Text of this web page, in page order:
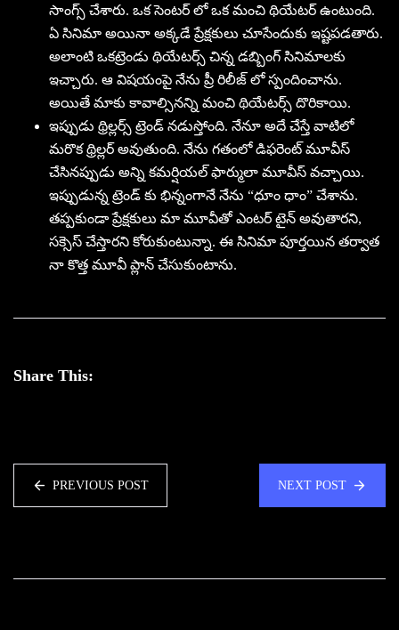
సాంగ్స్ చేశారు. ఒక సెంటర్ లో ఒక మంచి థియేటర్ ఉంటుంది.
ఏ సినిమా అయినా అక్కడే ప్రేక్షకులు చూసేందుకు ఇష్టపడతారు.
అలాంటి ఒకట్రెండు థియేటర్స్ చిన్న డబ్బింగ్ సినిమాలకు
ఇచ్చారు. ఆ విషయంపై నేను ప్రీ రిలీజ్ లో స్పందించాను.
అయితే మాకు కావాల్సినన్ని మంచి థియేటర్స్ దొరికాయి.
ఇప్పుడు థ్రిల్లర్స్ ట్రెండ్ నడుస్తోంది. నేనూ అదే చేస్తే వాటిలో
మరొక థ్రిల్లర్ అవుతుంది. నేను గతంలో డిఫరెంట్ మూవీస్
చేసినప్పుడు అన్ని కమర్షియల్ ఫార్ములా మూవీస్ వచ్చాయి.
ఇప్పుడున్న ట్రెండ్ కు భిన్నంగానే నేను “ధూం ధాం” చేశాను.
తప్పకుండా ప్రేక్షకులు మా మూవీతో ఎంటర్ టైన్ అవుతారని,
సక్సెస్ చేస్తారని కోరుకుంటున్నా. ఈ సినిమా పూర్తయిన తర్వాత
నా కొత్త మూవీ ప్లాన్ చేసుకుంటాను.
Share This:
PREVIOUS POST NEXT POST